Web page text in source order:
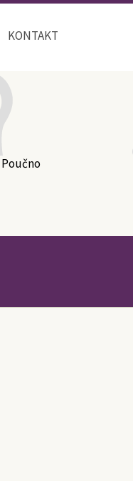
KONTAKT
Poučno